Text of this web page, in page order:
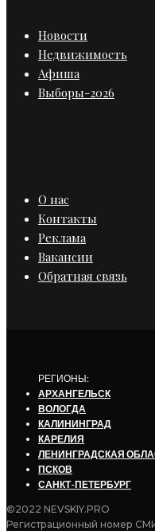
Новости
Недвижимость
Афиша
Выборы-2026
О нас
Контакты
Реклама
Вакансии
Обратная связь
РЕГИОНЫ:
АРХАНГЕЛЬСК
ВОЛОГДА
КАЛИНИНГРАД
КАРЕЛИЯ
ЛЕНИНГРАДСКАЯ
ПСКОВ
САНКТ-ПЕТЕРБУРГ
©2022 NEVSKIY.PRO
Регистрационный номер